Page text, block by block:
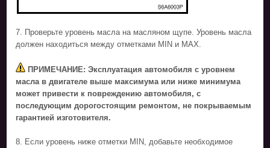
7. Проверьте уровень масла на масляном щупе. Уровень масла
должен находиться между отметками MIN и MAX.
ПРИМЕЧАНИЕ: Эксплуатация автомобиля с уровнем
масла в двигателе выше максимума или ниже минимума
может привести к повреждению автомобиля, с
последующим дорогостоящим ремонтом, не покрываемым
гарантией изготовителя.
8. Если уровень ниже отметки MIN, добавьте необходимое